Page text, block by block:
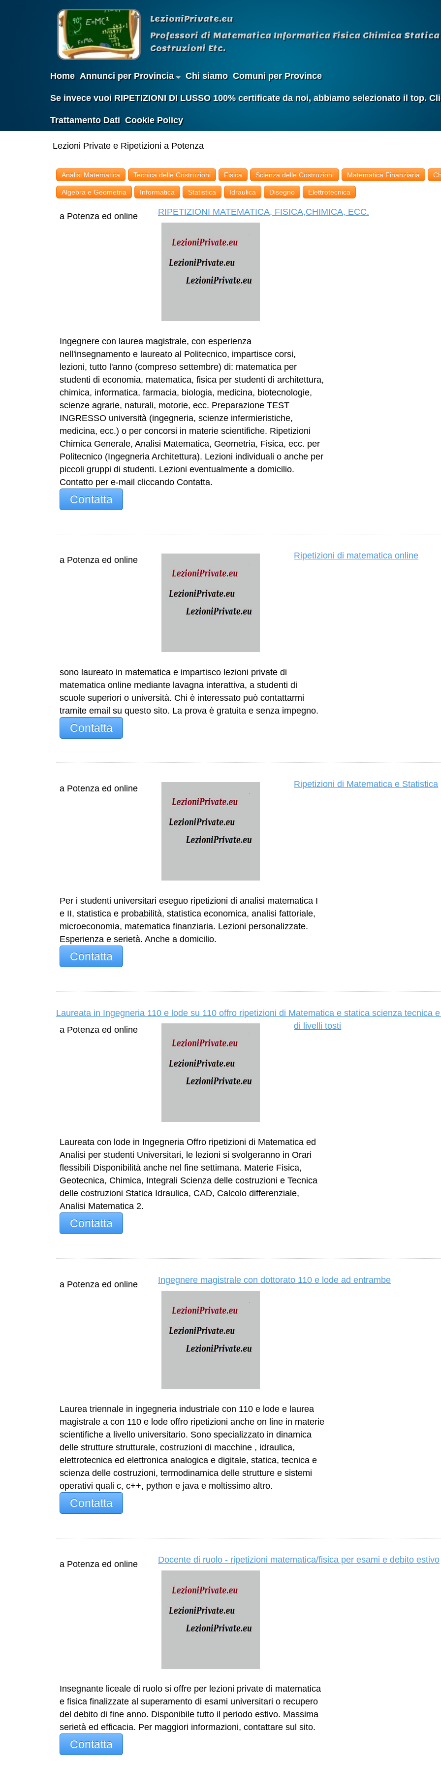
LezioniPrivate.eu
Professori di Matematica Informatica Fisica Chimica Statica
Costruzioni Etc.
Home Annunci per Provincia Chi siamo Comuni per Province
Se invece vuoi RIPETIZIONI DI LUSSO 100% certificate da noi, abbiamo selezionato il top.
Trattamento Dati Cookie Policy
Lezioni Private e Ripetizioni a Potenza
Analisi Matematica Tecnica delle Costruzioni Fisica Scienza delle Costruzioni Matematica Finanziaria
Algebra e Geometria Informatica Statistica Idraulica Disegno Elettrotecnica
RIPETIZIONI MATEMATICA, FISICA,CHIMICA, ECC.
a Potenza ed online
Ingegnere con laurea magistrale, con esperienza
nell'insegnamento e laureato al Politecnico, impartisce corsi,
lezioni, tutto l'anno (compreso settembre) di: matematica per
studenti di economia, matematica, fisica per studenti di architettura,
chimica, informatica, farmacia, biologia, medicina, biotecnologie,
scienze agrarie, naturali, motorie, ecc. Preparazione TEST
INGRESSO università (ingegneria, scienze infermieristiche,
medicina, ecc.) o per concorsi in materie scientifiche. Ripetizioni
Chimica Generale, Analisi Matematica, Geometria, Fisica, ecc. per
Politecnico (Ingegneria Architettura). Lezioni individuali o anche per
piccoli gruppi di studenti. Lezioni eventualmente a domicilio.
Contatto per e-mail cliccando Contatta.
Contatta
Ripetizioni di matematica online
a Potenza ed online
sono laureato in matematica e impartisco lezioni private di
matematica online mediante lavagna interattiva, a studenti di
scuole superiori o università. Chi è interessato può contattarmi
tramite email su questo sito. La prova è gratuita e senza impegno.
Contatta
Ripetizioni di Matematica e Statistica
a Potenza ed online
Per i studenti universitari eseguo ripetizioni di analisi matematica I
e II, statistica e probabilità, statistica economica, analisi fattoriale,
microeconomia, matematica finanziaria. Lezioni personalizzate.
Esperienza e serietà. Anche a domicilio.
Contatta
Laureata in Ingegneria 110 e lode su 110 offro ripetizioni di Matematica e statica scienza tecnica
di livelli tosti
a Potenza ed online
Laureata con lode in Ingegneria Offro ripetizioni di Matematica ed
Analisi per studenti Universitari, le lezioni si svolgeranno in Orari
flessibili Disponibilità anche nel fine settimana. Materie Fisica,
Geotecnica, Chimica, Integrali Scienza delle costruzioni e Tecnica
delle costruzioni Statica Idraulica, CAD, Calcolo differenziale,
Analisi Matematica 2.
Contatta
Ingegnere magistrale con dottorato 110 e lode ad entrambe
a Potenza ed online
Laurea triennale in ingegneria industriale con 110 e lode e laurea
magistrale a con 110 e lode offro ripetizioni anche on line in materie
scientifiche a livello universitario. Sono specializzato in dinamica
delle strutture strutturale, costruzioni di macchine , idraulica,
elettrotecnica ed elettronica analogica e digitale, statica, tecnica e
scienza delle costruzioni, termodinamica delle strutture e sistemi
operativi quali c, c++, python e java e moltissimo altro.
Contatta
Docente di ruolo - ripetizioni matematica/fisica per esami e debito estivo
a Potenza ed online
Insegnante liceale di ruolo si offre per lezioni private di matematica
e fisica finalizzate al superamento di esami universitari o recupero
del debito di fine anno. Disponibile tutto il periodo estivo. Massima
serietà ed efficacia. Per maggiori informazioni, contattare sul sito.
Contatta